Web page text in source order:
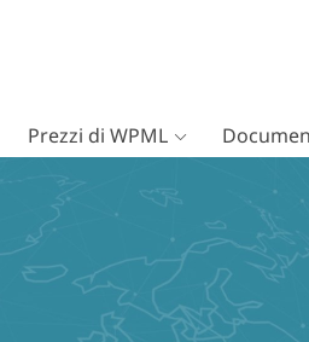
Prezzi di WPML